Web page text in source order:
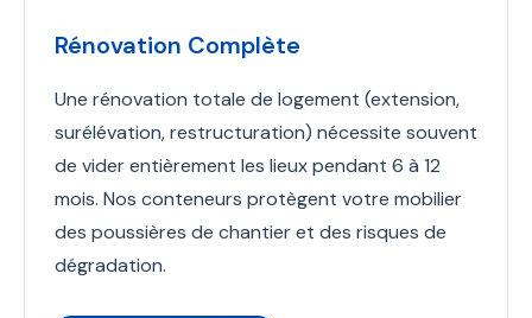
Rénovation Complète
Une rénovation totale de logement (extension,
surélévation, restructuration) nécessite souvent
de vider entièrement les lieux pendant 6 à 12
mois. Nos conteneurs protègent votre mobilier
des poussières de chantier et des risques de
dégradation.